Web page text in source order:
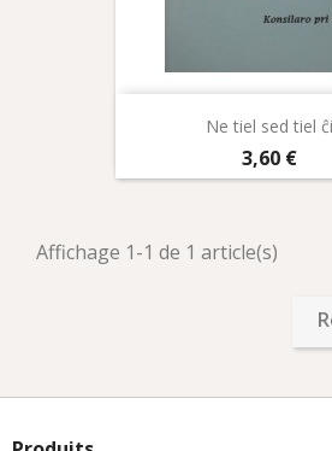
Ne tiel sed tiel ĉi
Prix
3,60 €
Affichage 1-1 de 1 article(s)